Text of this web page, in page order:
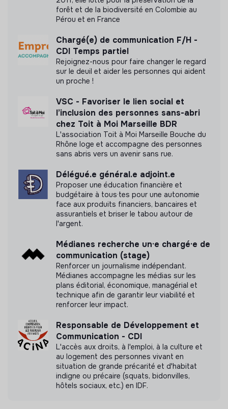
Tickets restaurant
Prise en charge à 100% de l’abonnement transports
2 jours / mois de congés payés
Documents
N'a pas encore communiqué de documents de
transparence
forêt et de la biodiversité en Colombie au
Pérou et en France
Chargé(e) de communication F/H -
CDI Temps partiel
Rejoignez-nous pour faire changer le regard
sur le deuil et aider les personnes qui aident
un proche !
VSC - Favoriser le lien social et
l’inclusion des personnes sans-abri
chez Toit à Moi Marseille BDR
L'association Toit à Moi Marseille Bouche du
Rhône loge et accompagne des personnes
sans abris vers un avenir sans rue.
Délégué.e général.e adjoint.e
Proposer une éducation financière et
budgétaire à tous·tes pour une autonomie
face aux produits financiers, bancaires et
assurantiels et briser le tabou autour de
l'argent.
Médianes recherche un·e chargé·e de
communication (stage)
Renforcer un journalisme indépendant.
Médianes accompagne les médias sur les
plans éditorial, économique, managérial et
technique afin de garantir leur viabilité et
renforcer leur impact.
Responsable de Développement et
Communication - CDI
L'accès aux droits, à l'emploi, à la culture et
au logement des personnes vivant en
situation de grande précarité et d'habitat
indigne ou précaire (squats, bidonvilles,
hôtels sociaux, etc.) en IDF.